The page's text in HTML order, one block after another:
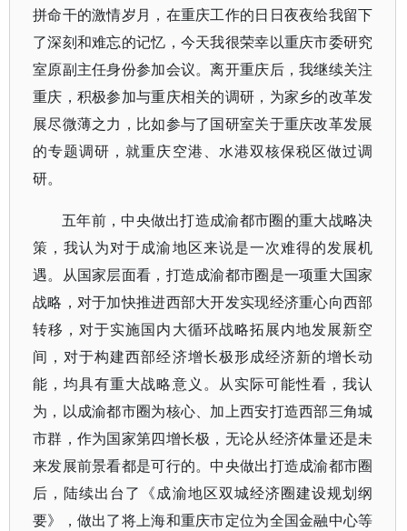
拼命干的激情岁月，在重庆工作的日日夜夜给我留下
了深刻和难忘的记忆，今天我很荣幸以重庆市委研究
室原副主任身份参加会议。离开重庆后，我继续关注
重庆，积极参加与重庆相关的调研，为家乡的改革发
展尽微薄之力，比如参与了国研室关于重庆改革发展
的专题调研，就重庆空港、水港双核保税区做过调
研。
五年前，中央做出打造成渝都市圈的重大战略决
策，我认为对于成渝地区来说是一次难得的发展机
遇。从国家层面看，打造成渝都市圈是一项重大国家
战略，对于加快推进西部大开发实现经济重心向西部
转移，对于实施国内大循环战略拓展内地发展新空
间，对于构建西部经济增长极形成经济新的增长动
能，均具有重大战略意义。从实际可能性看，我认
为，以成渝都市圈为核心、加上西安打造西部三角城
市群，作为国家第四增长极，无论从经济体量还是未
来发展前景看都是可行的。中央做出打造成渝都市圈
后，陆续出台了《成渝地区双城经济圈建设规划纲
要》，做出了将上海和重庆市定位为全国金融中心等